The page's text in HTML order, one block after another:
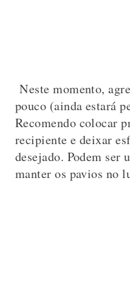
Neste momento,
pouco (ainda estará
Recomendo colocar
recipiente e deixar
desejado. Podem
manter os pavios no